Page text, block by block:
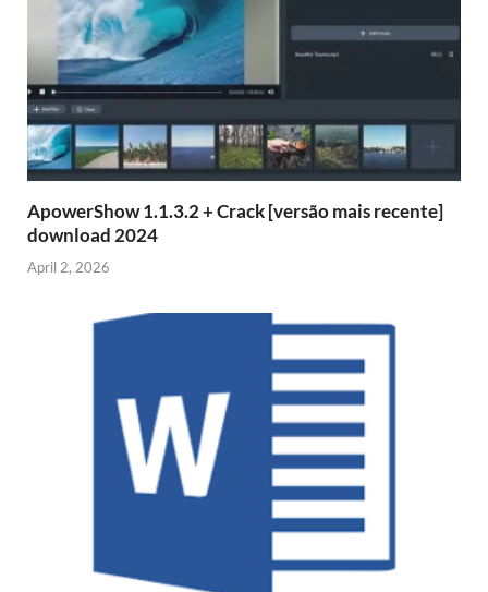
ApowerShow 1.1.3.2 + Crack [versão mais recente]
download 2024
April 2, 2026